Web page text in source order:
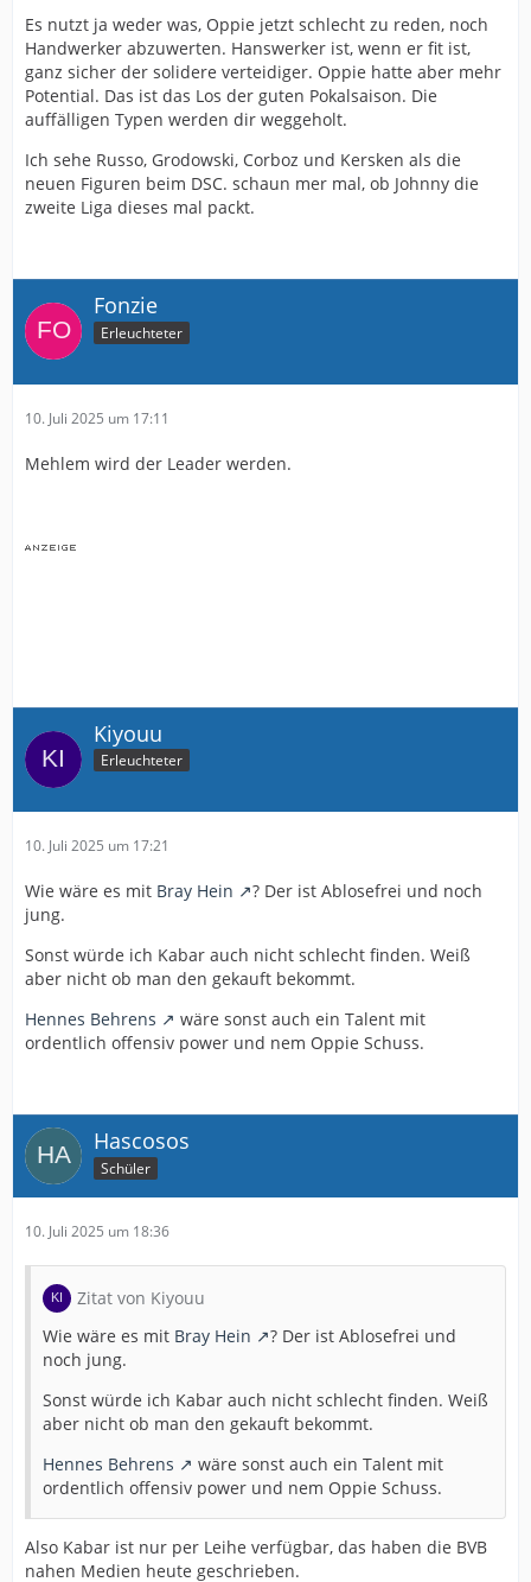
Es nutzt ja weder was, Oppie jetzt schlecht zu reden, noch
Handwerker abzuwerten. Hanswerker ist, wenn er fit ist,
ganz sicher der solidere verteidiger. Oppie hatte aber mehr
Potential. Das ist das Los der guten Pokalsaison. Die
auffälligen Typen werden dir weggeholt.
Ich sehe Russo, Grodowski, Corboz und Kersken als die
neuen Figuren beim DSC. schaun mer mal, ob Johnny die
zweite Liga dieses mal packt.
Fonzie
Erleuchteter
10. Juli 2025 um 17:11
Mehlem wird der Leader werden.
Kiyouu
Erleuchteter
10. Juli 2025 um 17:21
Wie wäre es mit Bray Hein
? Der ist Ablosefrei und noch
jung.
Sonst würde ich Kabar auch nicht schlecht finden. Weiß
aber nicht ob man den gekauft bekommt.
Hennes Behrens
wäre sonst auch ein Talent mit
ordentlich offensiv power und nem Oppie Schuss.
Hascosos
Schüler
10. Juli 2025 um 18:36
Zitat von Kiyouu
Wie wäre es mit Bray Hein
? Der ist Ablosefrei und
noch jung.
Sonst würde ich Kabar auch nicht schlecht finden. Weiß
aber nicht ob man den gekauft bekommt.
Hennes Behrens
wäre sonst auch ein Talent mit
ordentlich offensiv power und nem Oppie Schuss.
Also Kabar ist nur per Leihe verfügbar, das haben die BVB
nahen Medien heute geschrieben.